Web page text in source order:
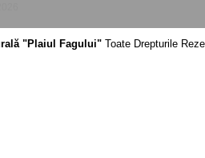
"Plaiul Fagului" Toate Drepturile